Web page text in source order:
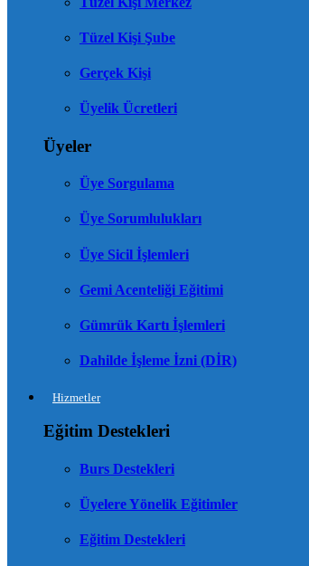
Tüzel Kişi Şube
Gerçek Kişi
Üyelik Ücretleri
Üyeler
Üye Sorgulama
Üye Sorumlulukları
Üye Sicil İşlemleri
Gemi Acenteliği Eğitimi
Gümrük Kartı İşlemleri
Dahilde İşleme İzni (DİR)
Hizmetler
Eğitim Destekleri
Burs Destekleri
Üyelere Yönelik Eğitimler
Eğitim Destekleri